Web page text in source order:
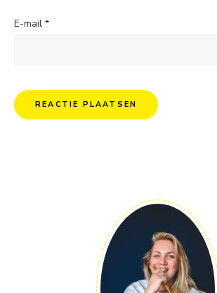
E-mail *